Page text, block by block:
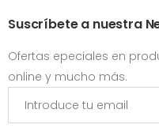
Suscríbete a nuestra
Ofertas epeciales en
online y mucho más.